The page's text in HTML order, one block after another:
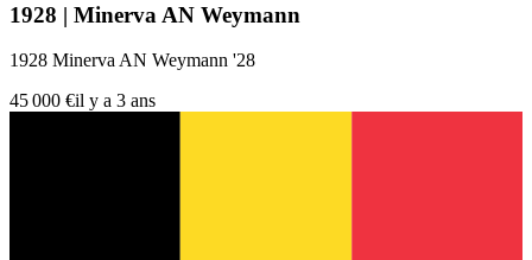
1928 | Minerva AN Weymann
1928 Minerva AN Weymann '28
45 000 €il y a 3 ans